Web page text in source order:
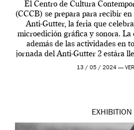
El Centro de Cultura
(CCCB) se prepara para recibir
Anti-Gutter, la feria que
microedición gráfica y sonora. La
además de las actividades en
jornada del Anti-Gutter 2 estára
[…]
13 / 05 / 2024 —
EXHIBITION